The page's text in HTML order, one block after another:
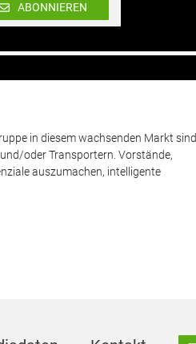
ABONNIEREN
in diesem wachsenden Markt sind
oder Transportern. Vorstände,
auszumachen, intelligente